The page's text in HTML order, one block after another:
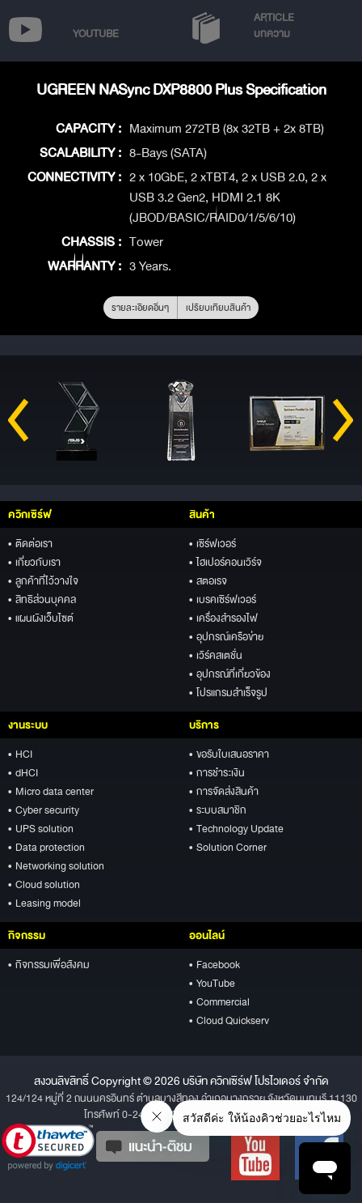
YOUTUBE
ARTICLE
บทความ
UGREEN NASync DXP8800 Plus Specification
CAPACITY : Maximum 272TB (8x 32TB + 2x 8TB)
SCALABILITY : 8-Bays (SATA)
CONNECTIVITY : 2 x 10GbE, 2 xTBT4, 2 x USB 2.0, 2 x
USB 3.2 Gen2, HDMI 2.1 8K
(JBOD/BASIC/RAID0/1/5/6/10)
CHASSIS : Tower
WARRANTY : 3 Years.
รายละเอียดอื่นๆ เปรียบเทียบสินค้า
ควิกเซิร์ฟ
• ติดต่อเรา
• เกี่ยวกับเรา
• ลูกค้าที่ไว้วางใจ
• สิทธิส่วนบุคคล
• แผนผังเว็บไซต์
สินค้า
• เซิร์ฟเวอร์
• ไฮเปอร์คอนเวิร์จ
• สตอเรจ
• เบรคเซิร์ฟเวอร์
• เครื่องสำรองไฟ
• อุปกรณ์เครือข่าย
• เวิร์คสเตชั่น
• อุปกรณ์ที่เกี่ยวข้อง
• โปรแกรมสำเร็จรูป
งานระบบ
• HCI
• dHCI
• Micro data center
• Cyber security
• UPS solution
• Data protection
• Networking solution
• Cloud solution
• Leasing model
บริการ
• ขอรับใบเสนอราคา
• การชำระเงิน
• การจัดส่งสินค้า
• ระบบสมาชิก
• Technology Update
• Solution Corner
กิจกรรม
• กิจกรรมเพื่อสังคม
ออนไลน์
• Facebook
• YouTube
• Commercial
• Cloud Quickserv
สงวนลิขสิทธิ์ Copyright © 2026 บริษัท ควิกเซิร์ฟ โปรไวเดอร์ จำกัด
124/124 หมู่ที่ 2 ถนนนครอินทร์ ตำบลบางสีทอง อำเภอบางกรวย จังหวัดนนทบุรี 11130
โทรศัพท์ 0-2496-1234 โทรสาร 0-2496-1001